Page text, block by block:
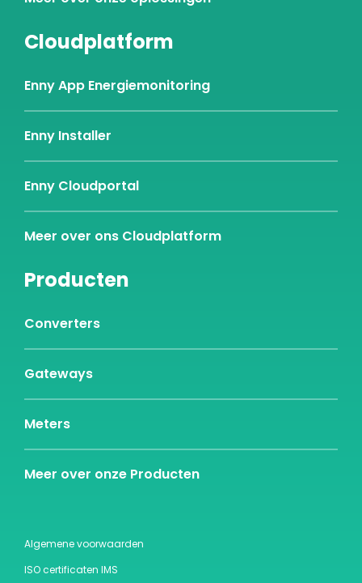
Cloudplatform
Enny App Energiemonitoring
Enny Installer
Enny Cloudportal
Meer over ons Cloudplatform
Producten
Converters
Gateways
Meters
Meer over onze Producten
Algemene voorwaarden
ISO certificaten IMS